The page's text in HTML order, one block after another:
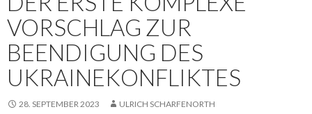
VORSCHLAG ZUR
BEENDIGUNG DES
UKRAINEKONFLIKTES
28. SEPTEMBER 2023 ULRICH SCHARFENORTH